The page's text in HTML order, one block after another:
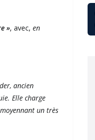
», avec, en
ancien
Elle charge
un très